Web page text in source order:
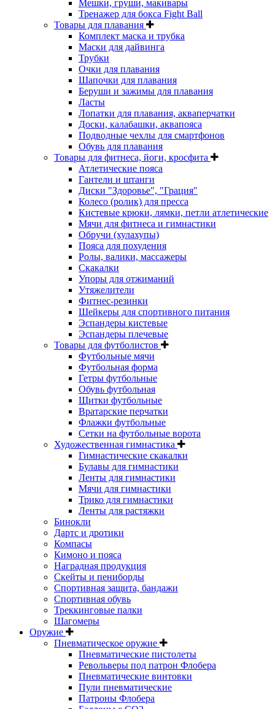
Мешки, груши, макивары
Тренажер для бокса Fight Ball
Товары для плавания
Комплект маска и трубка
Маски для дайвинга
Трубки
Очки для плавания
Шапочки для плавания
Беруши и зажимы для плавания
Ласты
Лопатки для плавания, акваперчатки
Доски, калабашки, аквапояса
Подводные чехлы для смартфонов
Обувь для плавания
Товары для фитнеса, йоги, кросфита
Атлетические пояса
Гантели и штанги
Диски "Здоровье", "Грация"
Колесо (ролик) для пресса
Кистевые крюки, лямки, петли атлетические
Мячи для фитнеса и гимнастики
Обручи (хулахупы)
Пояса для похудения
Ролы, валики, массажеры
Скакалки
Упоры для отжиманий
Утяжелители
Фитнес-резинки
Шейкеры для спортивного питания
Эспандеры кистевые
Эспандеры плечевые
Товары для футболистов
Футбольные мячи
Футбольная форма
Гетры футбольные
Обувь футбольная
Щитки футбольные
Вратарские перчатки
Флажки футбольные
Сетки на футбольные ворота
Художественная гимнастика
Гимнастические скакалки
Булавы для гимнастики
Ленты для гимнастики
Мячи для гимнастики
Трико для гимнастики
Ленты для растяжки
Бинокли
Дартс и дротики
Компасы
Кимоно и пояса
Наградная продукция
Скейты и пениборды
Спортивная защита, бандажи
Спортивная обувь
Треккинговые палки
Шагомеры
Оружие
Пневматическое оружие
Пневматические пистолеты
Револьверы под патрон Флобера
Пневматические винтовки
Пули пневматические
Патроны Флобера